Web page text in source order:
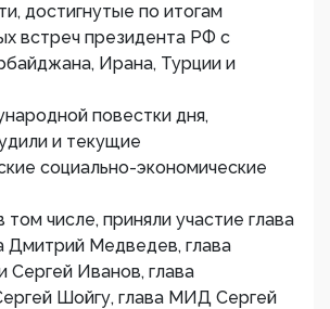
достигнутые по итогам
встреч президента РФ с
Ирана, Турции и
повестки дня,
и текущие
социально-экономические
числе, приняли участие глава
Дмитрий Медведев, глава
Сергей Иванов, глава
Шойгу, глава МИД Сергей